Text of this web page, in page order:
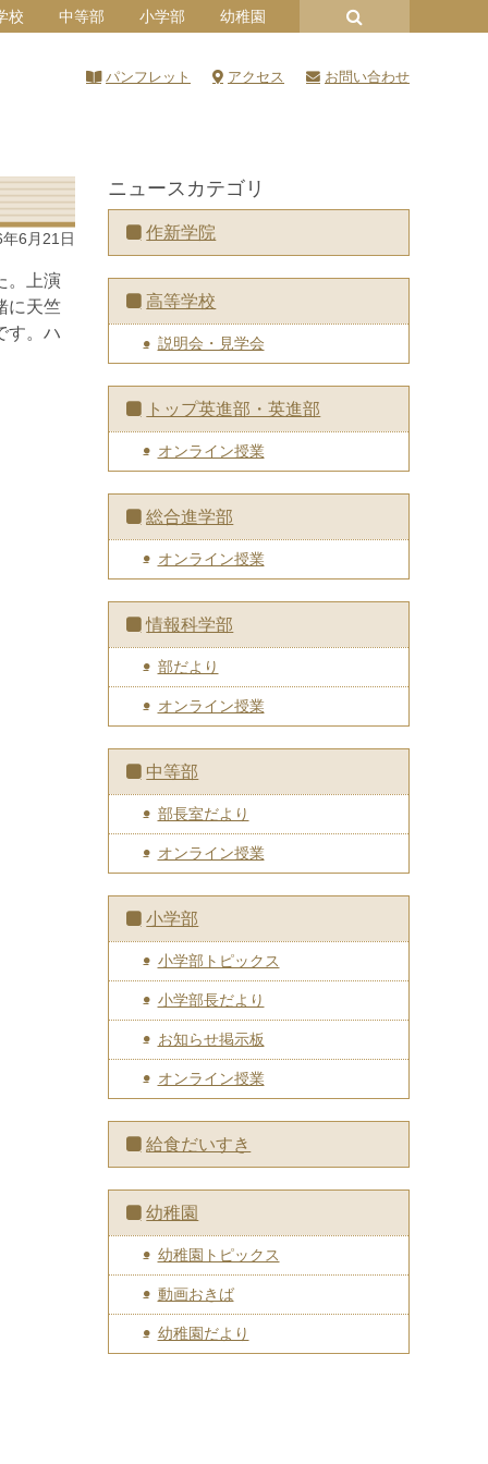
校 中等部 小学部 幼稚園
パンフレット
アクセス お問い合わせ
6月21日
。上演
に天竺
す。ハ
ニュースカテゴリ
作新学院
高等学校
説明会・見学会
トップ英進部・英進部
オンライン授業
総合進学部
オンライン授業
情報科学部
部だより
オンライン授業
中等部
部長室だより
オンライン授業
小学部
小学部トピックス
小学部長だより
お知らせ掲示板
オンライン授業
給食だいすき
幼稚園
幼稚園トピックス
動画おきば
幼稚園だより